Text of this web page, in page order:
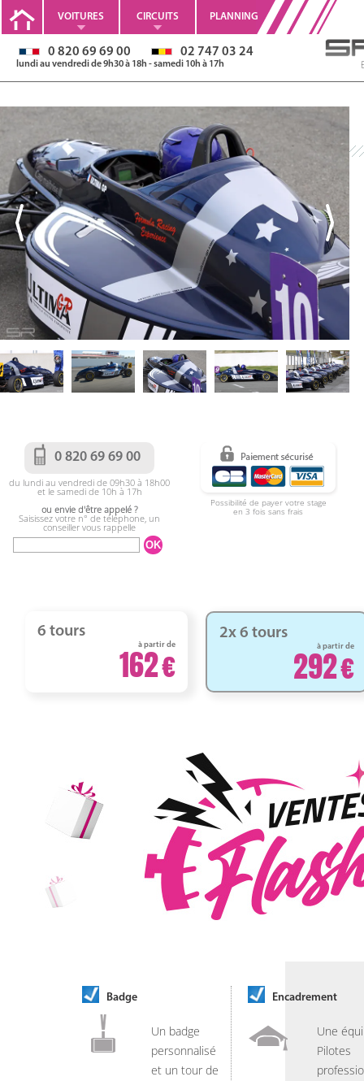
VOITURES CIRCUITS PLANNING
0 820 69 69 00 02 747 03 24
lundi au vendredi de 9h30 à 18h - samedi 10h à 17h
0 820 69 69 00
du lundi au vendredi de 09h30 à 18h00
et le samedi de 10h à 17h
ou envie d'être appelé ?
Saisissez votre n° de téléphone, un
conseiller vous rappelle
Possibilité de payer votre stage
en 3 fois sans frais
6 tours
à partir de
162
2x 6 tours
à partir de
292
Badge
Un badge
personnalisé
et un tour de
Encadrement
Une
Pilotes